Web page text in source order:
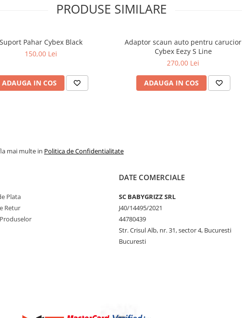
PRODUSE SIMILARE
Suport Pahar Cybex Black
150,00 Lei
ADAUGA IN COS
Adaptor scaun auto pentru carucior
Cybex Eezy S Line
270,00 Lei
ADAUGA IN COS
mai multe in Politica de Confidentialitate
Plata
Retur
DATE COMERCIALE
SC BABYGRIZZ SRL
J40/14495/2021
44780439
Str. Crisul Alb, nr. 31, sector 4, Bucuresti
Bucuresti